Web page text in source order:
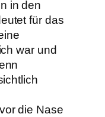
in den
für das
war und
die Nase